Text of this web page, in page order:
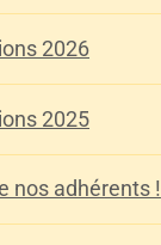
2026
2025
nos adhérents !